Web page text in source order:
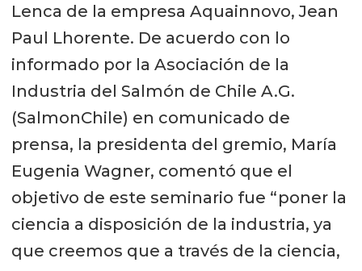
Lenca de la empresa Aquainnovo, Jean
Paul Lhorente. De acuerdo con lo
informado por la Asociación de la
Industria del Salmón de Chile A.G.
(SalmonChile) en comunicado de
prensa, la presidenta del gremio, María
Eugenia Wagner, comentó que el
objetivo de este seminario fue “poner la
ciencia a disposición de la industria, ya
que creemos que a través de la ciencia,